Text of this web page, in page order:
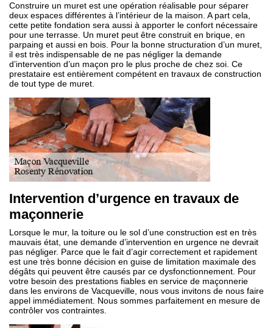
Construire un muret est une opération réalisable pour séparer
deux espaces différentes à l’intérieur de la maison. A part cela,
cette petite fondation sera aussi à apporter le confort nécessaire
pour une terrasse. Un muret peut être construit en brique, en
parpaing et aussi en bois. Pour la bonne structuration d’un muret,
il est très indispensable de ne pas négliger la demande
d’intervention d’un maçon pro le plus proche de chez soi. Ce
prestataire est entièrement compétent en travaux de construction
de tout type de muret.
Intervention d’urgence en travaux de
maçonnerie
Lorsque le mur, la toiture ou le sol d’une construction est en très
mauvais état, une demande d’intervention en urgence ne devrait
pas négliger. Parce que le fait d’agir correctement et rapidement
est une très bonne décision en guise de limitation maximale des
dégâts qui peuvent être causés par ce dysfonctionnement. Pour
votre besoin des prestations fiables en service de maçonnerie
dans les environs de Vacqueville, nous vous invitons de nous faire
appel immédiatement. Nous sommes parfaitement en mesure de
contrôler vos contraintes.